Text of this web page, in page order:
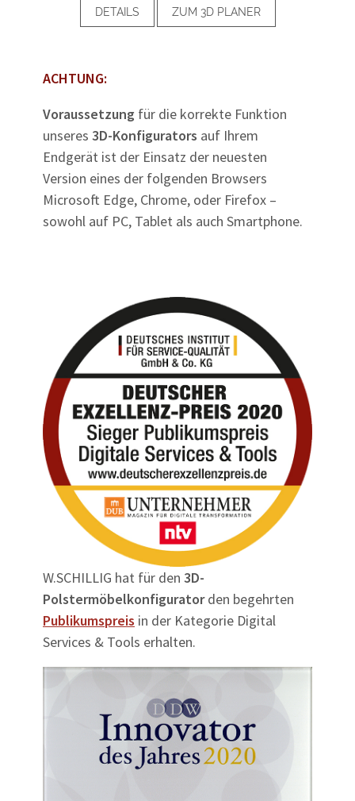
DETAILS ZUM 3D PLANER
ACHTUNG:
Voraussetzung für die korrekte Funktion
unseres 3D-Konfigurators auf Ihrem
Endgerät ist der Einsatz der neuesten
Version eines der folgenden Browsers
Microsoft Edge, Chrome, oder Firefox –
sowohl auf PC, Tablet als auch Smartphone.
W.SCHILLIG hat für den 3D-
Polstermöbelkonfiguratorden begehrten
Publikumspreis in der Kategorie Digital
Services & Tools erhalten.